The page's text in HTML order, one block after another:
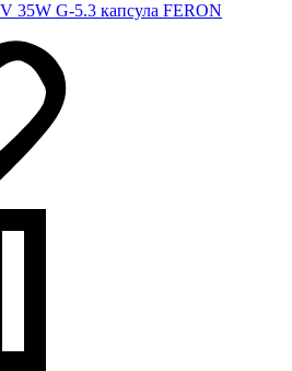
35W G-5.3 капсула FERON